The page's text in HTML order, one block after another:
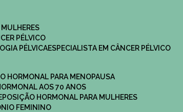
MULHERES
PÉLVICO
PÉLVICA ESPECIALISTA EM CÂNCER PÉLVICO
HORMONAL PARA MENOPAUSA
AOS 70 ANOS
HORMONAL PARA MULHERES
FEMININO